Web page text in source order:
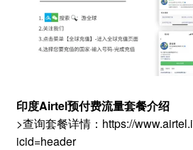
印度Airtel预付费流量套餐介绍
>查询套餐详情：https://
icid=header